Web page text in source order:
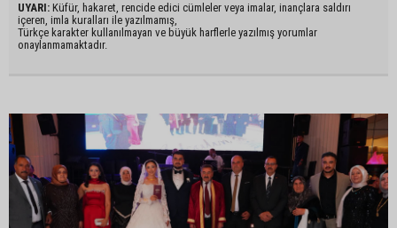
UYARI: Küfür, hakaret, rencide edici cümleler veya imalar, inançlara saldırı
içeren, imla kuralları ile yazılmamış,
Türkçe karakter kullanılmayan ve büyük harflerle yazılmış yorumlar
onaylanmamaktadır.